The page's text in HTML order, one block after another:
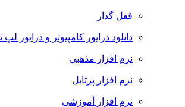
قفل گذار
دانلود درایور کامپیوتر و درایور لپ
نرم افزار مذهبی
نرم افزار پرتابل
نرم افزار آموزشی